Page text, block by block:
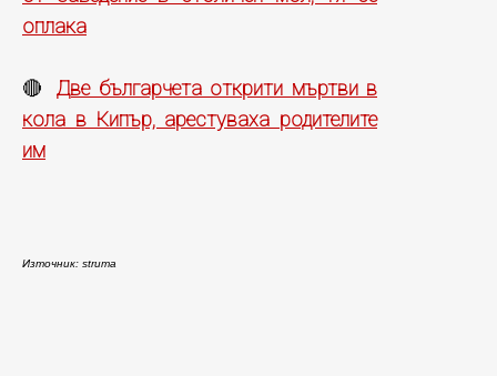
оплака
🔴 Две българчета открити мъртви в
кола в Кипър, арестуваха родителите
им
Източник: struma